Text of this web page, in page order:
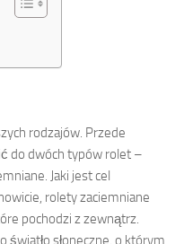
rodzajów. Przede
do dwóch typów rolet –
Jaki jest cel
rolety zaciemniane
pochodzi z zewnątrz.
światło słoneczne, o którym